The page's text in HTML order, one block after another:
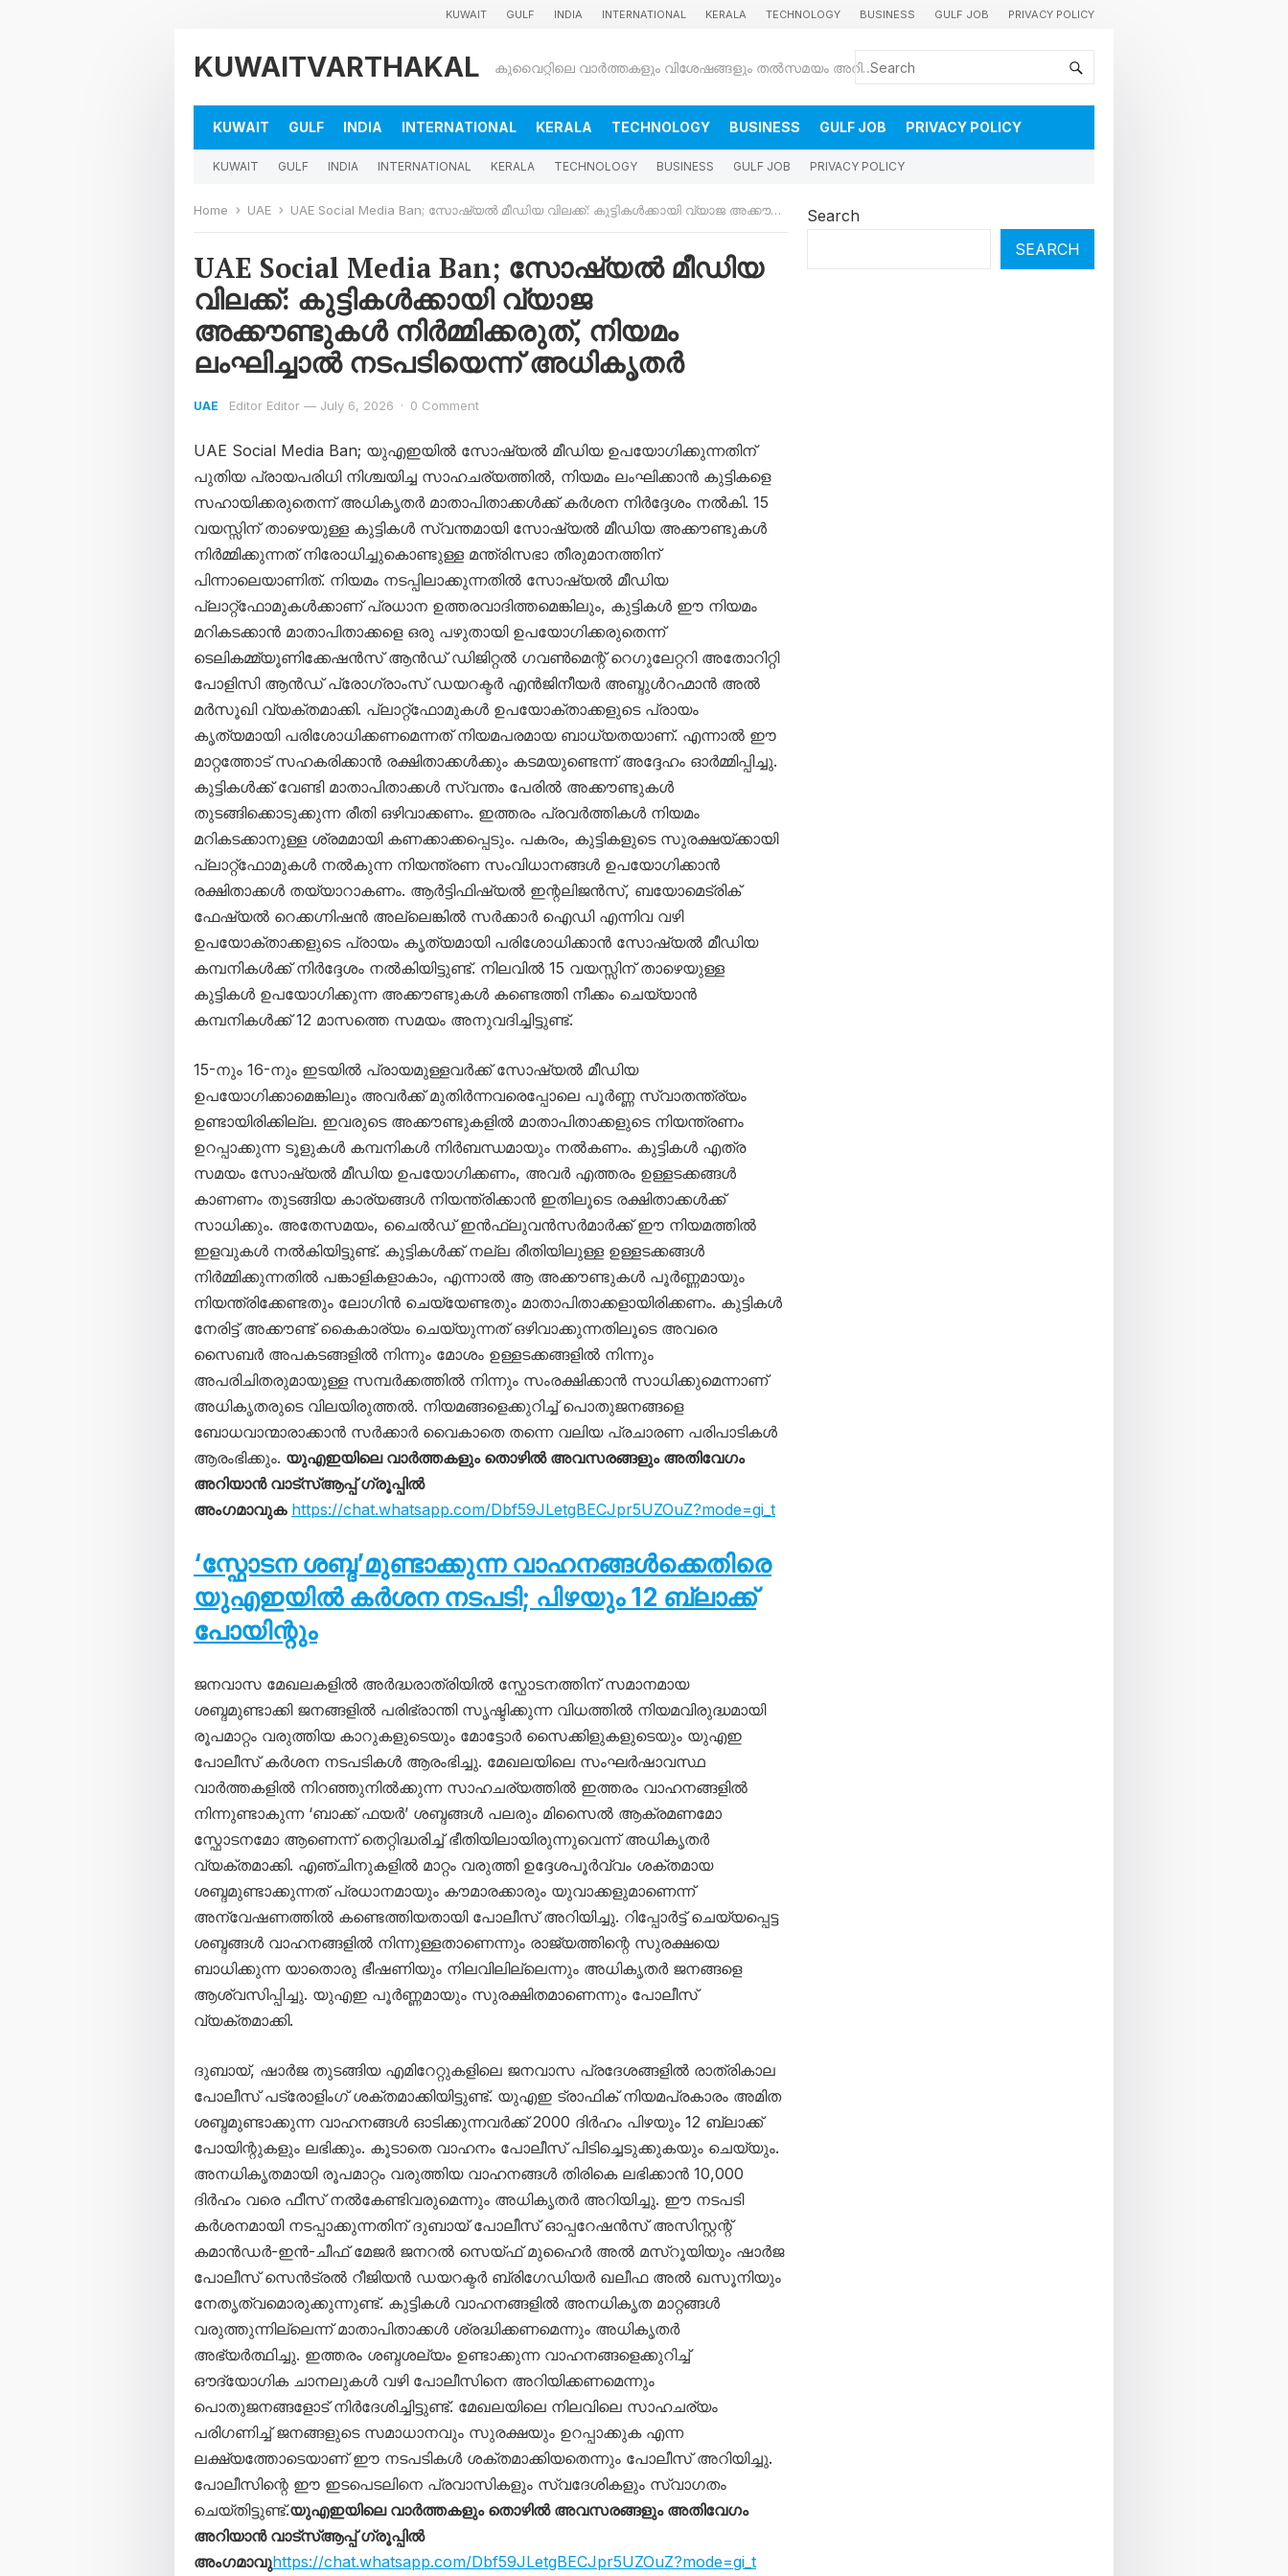
KUWAIT GULF INDIA INTERNATIONAL KERALA TECHNOLOGY BUSINESS GULF JOB PRIVACY POLICY
KUWAITVARTHAKAL കുവൈറ്റിലെ വാർത്തകളും വിശേഷങ്ങളും തൽസമയം അറിയാൻ
KUWAIT GULF INDIA INTERNATIONAL KERALA TECHNOLOGY BUSINESS GULF JOB PRIVACY POLICY
KUWAIT GULF INDIA INTERNATIONAL KERALA TECHNOLOGY BUSINESS GULF JOB PRIVACY POLICY
Home UAE UAE Social Media Ban; സോഷ്യൽ മീഡിയ വിലക്ക്: കുട്ടികൾക്കായി വ്യാജ അക്കൗണ്ടുകൾ നിർമ്മിക്കരുത്, നിയമം ലംഘിച്ചാൽ നടപടിയെന്ന് അധികൃതർ
UAE Social Media Ban; സോഷ്യൽ മീഡിയ
വിലക്ക്: കുട്ടികൾക്കായി വ്യാജ
അക്കൗണ്ടുകൾ നിർമ്മിക്കരുത്, നിയമം
ലംഘിച്ചാൽ നടപടിയെന്ന് അധികൃതർ
UAE Editor Editor — July 6, 2026 · 0 Comment
UAE Social Media Ban; യുഎഇയിൽ സോഷ്യൽ മീഡിയ ഉപയോഗിക്കുന്നതിന്
പുതിയ പ്രായപരിധി നിശ്ചയിച്ച സാഹചര്യത്തിൽ, നിയമം ലംഘിക്കാൻ കുട്ടികളെ
സഹായിക്കരുതെന്ന് അധികൃതർ മാതാപിതാക്കൾക്ക് കർശന നിർദ്ദേശം നൽകി. 15
വയസ്സിന് താഴെയുള്ള കുട്ടികൾ സ്വന്തമായി സോഷ്യൽ മീഡിയ അക്കൗണ്ടുകൾ
നിർമ്മിക്കുന്നത് നിരോധിച്ചുകൊണ്ടുള്ള മന്ത്രിസഭാ തീരുമാനത്തിന്
പിന്നാലെയാണിത്. നിയമം നടപ്പിലാക്കുന്നതിൽ സോഷ്യൽ മീഡിയ
പ്ലാറ്റ്‌ഫോമുകൾക്കാണ് പ്രധാന ഉത്തരവാദിത്തമെങ്കിലും, കുട്ടികൾ ഈ നിയമം
മറികടക്കാൻ മാതാപിതാക്കളെ ഒരു പഴുതായി ഉപയോഗിക്കരുതെന്ന്
ടെലികമ്മ്യൂണിക്കേഷൻസ് ആൻഡ് ഡിജിറ്റൽ ഗവൺമെന്റ് റെഗുലേറ്ററി അതോറിറ്റി
പോളിസി ആൻഡ് പ്രോഗ്രാംസ് ഡയറക്ടർ എൻജിനീയർ അബ്ദുൾറഹ്മാൻ അൽ
മർസൂഖി വ്യക്തമാക്കി. പ്ലാറ്റ്‌ഫോമുകൾ ഉപയോക്താക്കളുടെ പ്രായം
കൃത്യമായി പരിശോധിക്കണമെന്നത് നിയമപരമായ ബാധ്യതയാണ്. എന്നാൽ ഈ
മാറ്റത്തോട് സഹകരിക്കാൻ രക്ഷിതാക്കൾക്കും കടമയുണ്ടെന്ന് അദ്ദേഹം ഓർമ്മിപ്പിച്ചു.
കുട്ടികൾക്ക് വേണ്ടി മാതാപിതാക്കൾ സ്വന്തം പേരിൽ അക്കൗണ്ടുകൾ
തുടങ്ങിക്കൊടുക്കുന്ന രീതി ഒഴിവാക്കണം. ഇത്തരം പ്രവർത്തികൾ നിയമം
മറികടക്കാനുള്ള ശ്രമമായി കണക്കാക്കപ്പെടും. പകരം, കുട്ടികളുടെ സുരക്ഷയ്ക്കായി
പ്ലാറ്റ്‌ഫോമുകൾ നൽകുന്ന നിയന്ത്രണ സംവിധാനങ്ങൾ ഉപയോഗിക്കാൻ
രക്ഷിതാക്കൾ തയ്യാറാകണം. ആർട്ടിഫിഷ്യൽ ഇന്റലിജൻസ്, ബയോമെട്രിക്
ഫേഷ്യൽ റെക്കഗ്നിഷൻ അല്ലെങ്കിൽ സർക്കാർ ഐഡി എന്നിവ വഴി
ഉപയോക്താക്കളുടെ പ്രായം കൃത്യമായി പരിശോധിക്കാൻ സോഷ്യൽ മീഡിയ
കമ്പനികൾക്ക് നിർദ്ദേശം നൽകിയിട്ടുണ്ട്. നിലവിൽ 15 വയസ്സിന് താഴെയുള്ള
കുട്ടികൾ ഉപയോഗിക്കുന്ന അക്കൗണ്ടുകൾ കണ്ടെത്തി നീക്കം ചെയ്യാൻ
കമ്പനികൾക്ക് 12 മാസത്തെ സമയം അനുവദിച്ചിട്ടുണ്ട്.
15-നും 16-നും ഇടയിൽ പ്രായമുള്ളവർക്ക് സോഷ്യൽ മീഡിയ
ഉപയോഗിക്കാമെങ്കിലും അവർക്ക് മുതിർന്നവരെപ്പോലെ പൂർണ്ണ സ്വാതന്ത്ര്യം
ഉണ്ടായിരിക്കില്ല. ഇവരുടെ അക്കൗണ്ടുകളിൽ മാതാപിതാക്കളുടെ നിയന്ത്രണം
ഉറപ്പാക്കുന്ന ടൂളുകൾ കമ്പനികൾ നിർബന്ധമായും നൽകണം. കുട്ടികൾ എത്ര
സമയം സോഷ്യൽ മീഡിയ ഉപയോഗിക്കണം, അവർ എത്തരം ഉള്ളടക്കങ്ങൾ
കാണണം തുടങ്ങിയ കാര്യങ്ങൾ നിയന്ത്രിക്കാൻ ഇതിലൂടെ രക്ഷിതാക്കൾക്ക്
സാധിക്കും. അതേസമയം, ചൈൽഡ് ഇൻഫ്ലുവൻസർമാർക്ക് ഈ നിയമത്തിൽ
ഇളവുകൾ നൽകിയിട്ടുണ്ട്. കുട്ടികൾക്ക് നല്ല രീതിയിലുള്ള ഉള്ളടക്കങ്ങൾ
നിർമ്മിക്കുന്നതിൽ പങ്കാളികളാകാം, എന്നാൽ ആ അക്കൗണ്ടുകൾ പൂർണ്ണമായും
നിയന്ത്രിക്കേണ്ടതും ലോഗിൻ ചെയ്യേണ്ടതും മാതാപിതാക്കളായിരിക്കണം. കുട്ടികൾ
നേരിട്ട് അക്കൗണ്ട് കൈകാര്യം ചെയ്യുന്നത് ഒഴിവാക്കുന്നതിലൂടെ അവരെ
സൈബർ അപകടങ്ങളിൽ നിന്നും മോശം ഉള്ളടക്കങ്ങളിൽ നിന്നും
അപരിചിതരുമായുള്ള സമ്പർക്കത്തിൽ നിന്നും സംരക്ഷിക്കാൻ സാധിക്കുമെന്നാണ്
അധികൃതരുടെ വിലയിരുത്തൽ. നിയമങ്ങളെക്കുറിച്ച് പൊതുജനങ്ങളെ
ബോധവാന്മാരാക്കാൻ സർക്കാർ വൈകാതെ തന്നെ വലിയ പ്രചാരണ പരിപാടികൾ
ആരംഭിക്കും. യുഎഇയിലെ വാർത്തകളും തൊഴിൽ അവസരങ്ങളും അതിവേഗം
അറിയാൻ വാട്സ്ആപ്പ് ഗ്രൂപ്പിൽ
അംഗമാവുക https://chat.whatsapp.com/Dbf59JLetgBECJpr5UZOuZ?mode=gi_t
‘സ്ഫോടന ശബ്ദ’മുണ്ടാക്കുന്ന വാഹനങ്ങൾക്കെതിരെ
യുഎഇയിൽ കർശന നടപടി; പിഴയും 12 ബ്ലാക്ക്
പോയിന്റും
ജനവാസ മേഖലകളിൽ അർദ്ധരാത്രിയിൽ സ്ഫോടനത്തിന് സമാനമായ
ശബ്ദമുണ്ടാക്കി ജനങ്ങളിൽ പരിഭ്രാന്തി സൃഷ്ടിക്കുന്ന വിധത്തിൽ നിയമവിരുദ്ധമായി
രൂപമാറ്റം വരുത്തിയ കാറുകളുടെയും മോട്ടോർ സൈക്കിളുകളുടെയും യുഎഇ
പോലീസ് കർശന നടപടികൾ ആരംഭിച്ചു. മേഖലയിലെ സംഘർഷാവസ്ഥ
വാർത്തകളിൽ നിറഞ്ഞുനിൽക്കുന്ന സാഹചര്യത്തിൽ ഇത്തരം വാഹനങ്ങളിൽ
നിന്നുണ്ടാകുന്ന ‘ബാക്ക് ഫയർ’ ശബ്ദങ്ങൾ പലരും മിസൈൽ ആക്രമണമോ
സ്ഫോടനമോ ആണെന്ന് തെറ്റിദ്ധരിച്ച് ഭീതിയിലായിരുന്നുവെന്ന് അധികൃതർ
വ്യക്തമാക്കി. എഞ്ചിനുകളിൽ മാറ്റം വരുത്തി ഉദ്ദേശപൂർവ്വം ശക്തമായ
ശബ്ദമുണ്ടാക്കുന്നത് പ്രധാനമായും കൗമാരക്കാരും യുവാക്കളുമാണെന്ന്
അന്വേഷണത്തിൽ കണ്ടെത്തിയതായി പോലീസ് അറിയിച്ചു. റിപ്പോർട്ട് ചെയ്യപ്പെട്ട
ശബ്ദങ്ങൾ വാഹനങ്ങളിൽ നിന്നുള്ളതാണെന്നും രാജ്യത്തിന്റെ സുരക്ഷയെ
ബാധിക്കുന്ന യാതൊരു ഭീഷണിയും നിലവിലില്ലെന്നും അധികൃതർ ജനങ്ങളെ
ആശ്വസിപ്പിച്ചു. യുഎഇ പൂർണ്ണമായും സുരക്ഷിതമാണെന്നും പോലീസ്
വ്യക്തമാക്കി.
ദുബായ്, ഷാർജ തുടങ്ങിയ എമിറേറ്റുകളിലെ ജനവാസ പ്രദേശങ്ങളിൽ രാത്രികാല
പോലീസ് പട്രോളിംഗ് ശക്തമാക്കിയിട്ടുണ്ട്. യുഎഇ ട്രാഫിക് നിയമപ്രകാരം അമിത
ശബ്ദമുണ്ടാക്കുന്ന വാഹനങ്ങൾ ഓടിക്കുന്നവർക്ക് 2000 ദിർഹം പിഴയും 12 ബ്ലാക്ക്
പോയിന്റുകളും ലഭിക്കും. കൂടാതെ വാഹനം പോലീസ് പിടിച്ചെടുക്കുകയും ചെയ്യും.
അനധികൃതമായി രൂപമാറ്റം വരുത്തിയ വാഹനങ്ങൾ തിരികെ ലഭിക്കാൻ 10,000
ദിർഹം വരെ ഫീസ് നൽകേണ്ടിവരുമെന്നും അധികൃതർ അറിയിച്ചു. ഈ നടപടി
കർശനമായി നടപ്പാക്കുന്നതിന് ദുബായ് പോലീസ് ഓപ്പറേഷൻസ് അസിസ്റ്റന്റ്
കമാൻഡർ-ഇൻ-ചീഫ് മേജർ ജനറൽ സെയ്ഫ് മുഹൈർ അൽ മസ്‌റൂയിയും ഷാർജ
പോലീസ് സെൻട്രൽ റീജിയൻ ഡയറക്ടർ ബ്രിഗേഡിയർ ഖലീഫ അൽ ഖസൂനിയും
നേതൃത്വമൊരുക്കുന്നുണ്ട്. കുട്ടികൾ വാഹനങ്ങളിൽ അനധികൃത മാറ്റങ്ങൾ
വരുത്തുന്നില്ലെന്ന് മാതാപിതാക്കൾ ശ്രദ്ധിക്കണമെന്നും അധികൃതർ
അഭ്യർത്ഥിച്ചു. ഇത്തരം ശബ്ദശല്യം ഉണ്ടാക്കുന്ന വാഹനങ്ങളെക്കുറിച്ച്
ഔദ്യോഗിക ചാനലുകൾ വഴി പോലീസിനെ അറിയിക്കണമെന്നും
പൊതുജനങ്ങളോട് നിർദേശിച്ചിട്ടുണ്ട്. മേഖലയിലെ നിലവിലെ സാഹചര്യം
പരിഗണിച്ച് ജനങ്ങളുടെ സമാധാനവും സുരക്ഷയും ഉറപ്പാക്കുക എന്ന
ലക്ഷ്യത്തോടെയാണ് ഈ നടപടികൾ ശക്തമാക്കിയതെന്നും പോലീസ് അറിയിച്ചു.
പോലീസിന്റെ ഈ ഇടപെടലിനെ പ്രവാസികളും സ്വദേശികളും സ്വാഗതം
ചെയ്തിട്ടുണ്ട്.യുഎഇയിലെ വാർത്തകളും തൊഴിൽ അവസരങ്ങളും അതിവേഗം
അറിയാൻ വാട്സ്ആപ്പ് ഗ്രൂപ്പിൽ
അംഗമാവുhttps://chat.whatsapp.com/Dbf59JLetgBECJpr5UZOuZ?mode=gi_t
Search
SEARCH